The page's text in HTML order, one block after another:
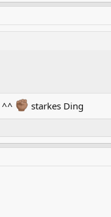
^^ starkes Ding